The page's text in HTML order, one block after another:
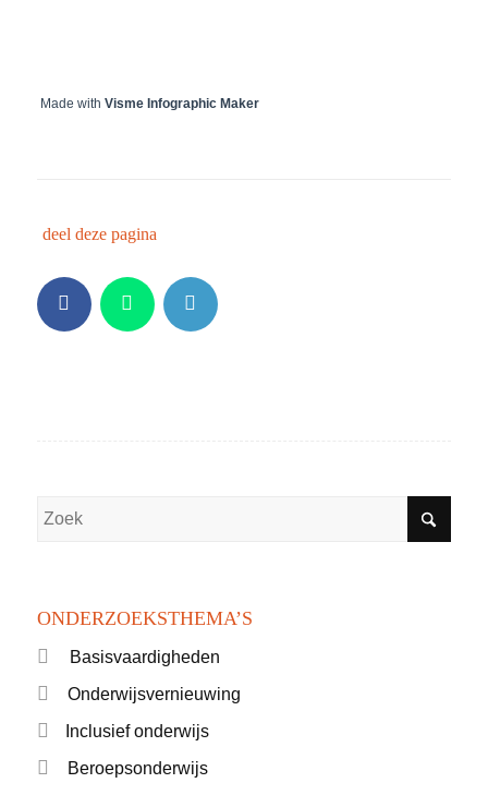
Made with Visme Infographic Maker
deel deze pagina
ONDERZOEKSTHEMA’S
Basisvaardigheden
Onderwijsvernieuwing
Inclusief onderwijs
Beroepsonderwijs